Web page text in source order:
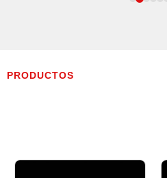
PRODUCTOS